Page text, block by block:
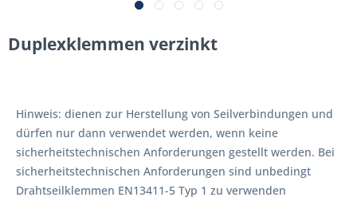
Duplexklemmen verzinkt
Hinweis: dienen zur Herstellung von Seilverbindungen und
dürfen nur dann verwendet werden, wenn keine
sicherheitstechnischen Anforderungen gestellt werden. Bei
sicherheitstechnischen Anforderungen sind unbedingt
Drahtseilklemmen EN13411-5 Typ 1 zu verwenden